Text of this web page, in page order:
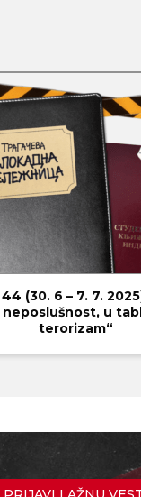
(30. 6 – 7. 7.
neposlušnost, u
terorizam“